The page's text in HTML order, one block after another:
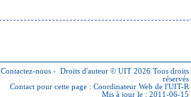
Contactez-nous - Droits d'auteur © UIT 2026 Tous droits
réservés
Contact pour cette page : Coordinateur Web de l'UIT-R
Mis à jour le : 2011-06-15